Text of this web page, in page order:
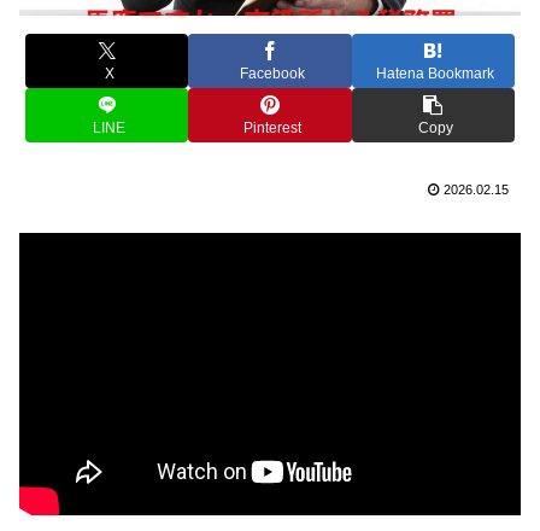
X Facebook Hatena Bookmark
LINE Pinterest Copy
2026.02.15